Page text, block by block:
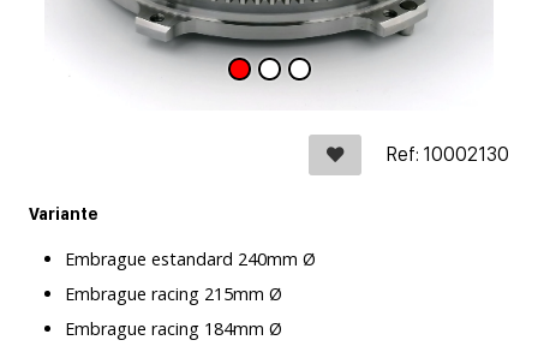
Ref: 10002130
Variante
Embrague estandard 240mm Ø
Embrague racing 215mm Ø
Embrague racing 184mm Ø